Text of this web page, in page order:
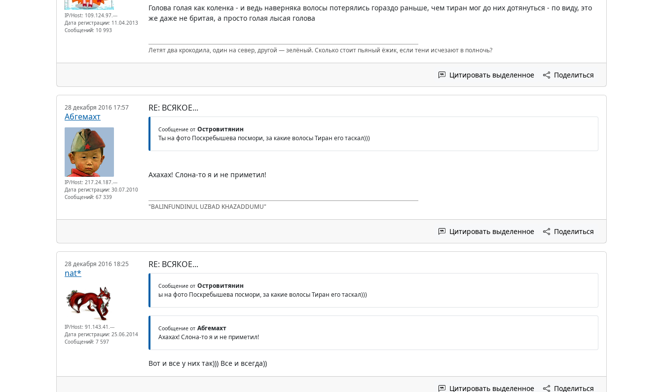
IP/Host: 109.124.97.---
Дата регистрации: 11.04.2013
Сообщений: 10 993
Голова голая как коленка - и ведь наверняка волосы потерялись гораздо раньше, чем тиран мог до них дотянуться - по виду, это
же даже не бритая, а просто голая лысая голова
Летят два крокодила, один на север, другой — зелёный. Сколько стоит пьяный ёжик, если тени исчезают в полночь?
Цитировать выделенное Поделиться
28 декабря 2016 17:57
Абгемахт
IP/Host: 217.24.187.---
Дата регистрации: 30.07.2010
Сообщений: 67 339
RE: ВСЯКОЕ...
Сообщение от Островитянин
Ты на фото Поскребышева посмори, за какие волосы Тиран его таскал)))
Ахахах! Слона-то я и не приметил!
"BALINFUNDINUL UZBAD KHAZADDUMU"
Цитировать выделенное Поделиться
28 декабря 2016 18:25
nat*
IP/Host: 91.143.41.---
Дата регистрации: 25.06.2014
Сообщений: 7 597
RE: ВСЯКОЕ...
Сообщение от Островитянин
ы на фото Поскребышева посмори, за какие волосы Тиран его таскал)))
Сообщение от Абгемахт
Ахахах! Слона-то я и не приметил!
Вот и все у них так))) Все и всегда))
Цитировать выделенное Поделиться